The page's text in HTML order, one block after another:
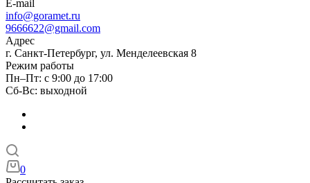
E-mail
info@goramet.ru
9666622@gmail.com
Адрес
г. Санкт-Петербург, ул. Менделеевская 8
Режим работы
Пн–Пт: с 9:00 до 17:00
Сб-Вс: выходной
0